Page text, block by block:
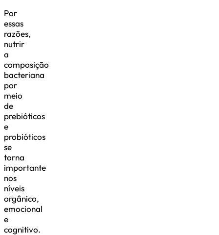
Por
essas
razões,
nutrir
a
composição
bacteriana
por
meio
de
prebióticos
e
probióticos
se
torna
importante
nos
níveis
orgânico,
emocional
e
cognitivo.